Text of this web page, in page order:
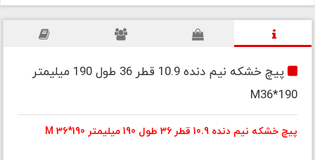
پیچ خشکه نیم دنده 10.9 قطر 36 طول 190 میلیمتر
M36*190
پیچ خشکه نیم دنده 10.9 قطر 36 طول 190 میلیمتر M 36*190